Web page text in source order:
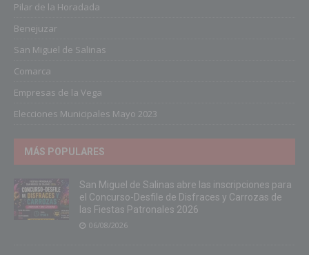
Pilar de la Horadada
Benejuzar
San Miguel de Salinas
Comarca
Empresas de la Vega
Elecciones Municipales Mayo 2023
MÁS POPULARES
San Miguel de Salinas abre las inscripciones para
el Concurso-Desfile de Disfraces y Carrozas de
las Fiestas Patronales 2026
06/08/2026